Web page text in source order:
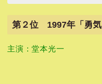
第２位 1997年「勇
主演：堂本光一